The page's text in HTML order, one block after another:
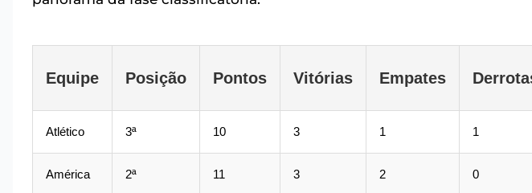
Equipe Posição Pontos Vitórias Empates
Atlético 3ª 10 3 1 1
América 2ª 11 3 2 0